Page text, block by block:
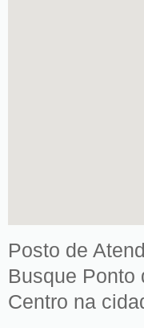
Posto de
Busque Ponto
Centro na